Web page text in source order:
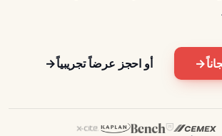
→ أو احجز عرضاً تجريبياً →